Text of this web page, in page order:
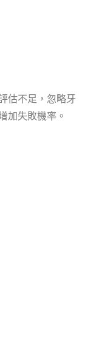
估不足，忽略牙
加失敗機率。